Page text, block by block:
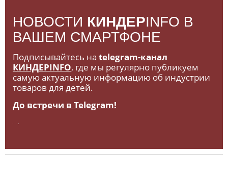
НОВОСТИ КИНДЕРINFO В
ВАШЕМ СМАРТФОНЕ
Подписывайтесь на telegram-канал
КИНДЕРINFO, где мы регулярно публикуем
самую актуальную информацию об индустрии
товаров для детей.
До встречи в Telegram!